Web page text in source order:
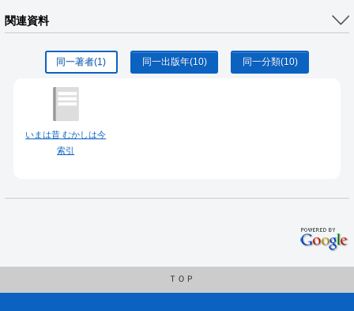
関連資料
同一著者(1) 同一出版年(10) 同一分類(10)
いまは昔 むかしは今
索引
ＴＯＰ